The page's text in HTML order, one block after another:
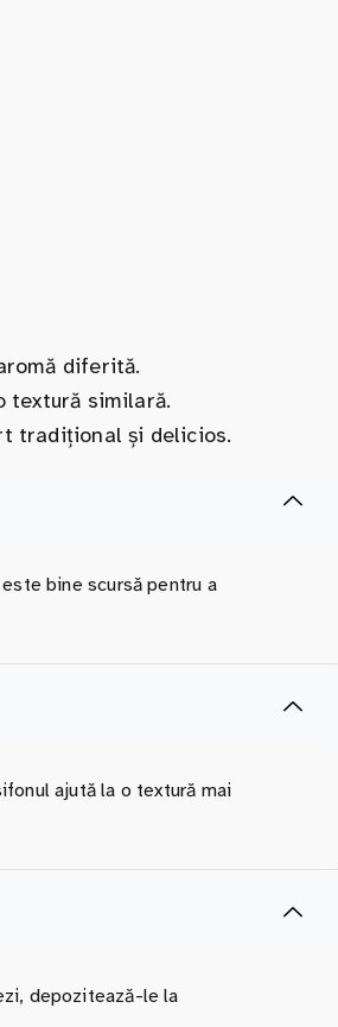
diferită.
textură similară.
tradițional și delicios.
bine scursă pentru a
ajută la o textură mai
depozitează-le la